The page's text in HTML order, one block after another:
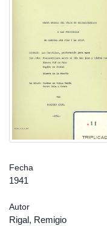
Fecha
1941
Autor
Rigal, Remigio